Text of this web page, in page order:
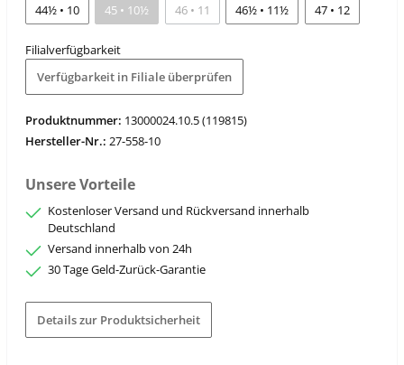
44½ • 10 45 • 10½ 46 • 11 46½ • 11½ 47 • 12
Filialverfügbarkeit
Verfügbarkeit in Filiale überprüfen
Produktnummer: 13000024.10.5 (119815)
Hersteller-Nr.: 27-558-10
Unsere Vorteile
Kostenloser Versand und Rückversand innerhalb
Deutschland
Versand innerhalb von 24h
30 Tage Geld-Zurück-Garantie
Details zur Produktsicherheit